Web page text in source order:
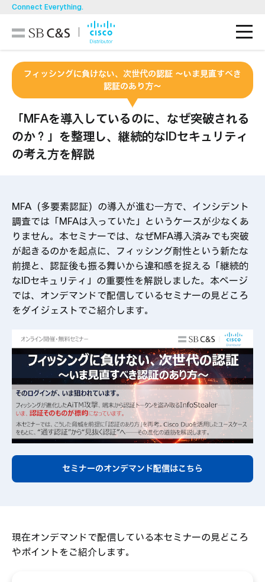
Connect Everything.
技術ブログ
SB C&Sが選ばれる理由
ソリューション
資料ダウンロード お問い合わせ
動画視聴
フィッシングに負けない、次世代の認証 〜いま見直すべき
認証のあり方〜
「MFAを導入しているのに、なぜ突破される
のか？」を整理し、 継続的なIDセキュリティ
の考え方を解説
MFA（多要素認証）の導入が進む一方で、インシデント
調査では「MFAは入っていた」というケースが少なくあ
りません。本セミナーでは、なぜMFA導入済みでも突破
が起きるのかを起点に、フィッシング耐性という新たな
前提と、認証後も振る舞いから違和感を捉える「継続的
なIDセキュリティ」の重要性を解説しました。本ページ
では、オンデマンドで配信しているセミナーの見どころ
をダイジェストでご紹介します。
セミナーのオンデマンド配信はこちら
現在オンデマンドで配信している本セミナーの見どころ
やポイントをご紹介します。